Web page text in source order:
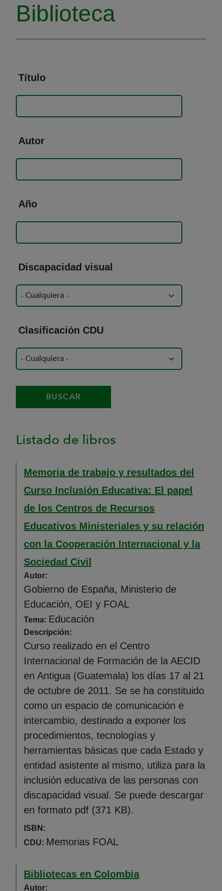
Biblioteca
Título
Autor
Año
Discapacidad visual
Clasificación CDU
Listado de libros
Memoria de trabajo y resultados del
Curso Inclusión Educativa: El papel
de los Centros de Recursos
Educativos Ministeriales y su relación
con la Cooperación Internacional y la
Sociedad Civil
Autor:
Gobierno de España, Ministerio de
Educación, OEI y FOAL
Tema: Educación
Descripción:
Curso realizado en el Centro
Internacional de Formación de la AECID
en Antigua (Guatemala) los días 17 al 21
de octubre de 2011. Se se ha constituido
como un espacio de comunicación e
intercambio, destinado a exponer los
procedimientos, tecnologías y
herramientas básicas que cada Estado y
entidad asistente al mismo, utiliza para la
inclusión educativa de las personas con
discapacidad visual. Se puede descargar
en formato pdf (371 KB).
ISBN:
CDU: Memorias FOAL
Bibliotecas en Colombia
Autor: